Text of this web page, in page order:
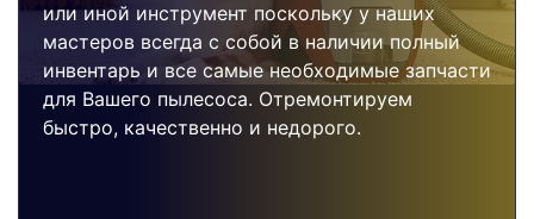
или иной инструмент поскольку у наших
мастеров всегда с собой в наличии полный
инвентарь и все самые необходимые запчасти
для Вашего пылесоса. Отремонтируем
быстро, качественно и недорого.